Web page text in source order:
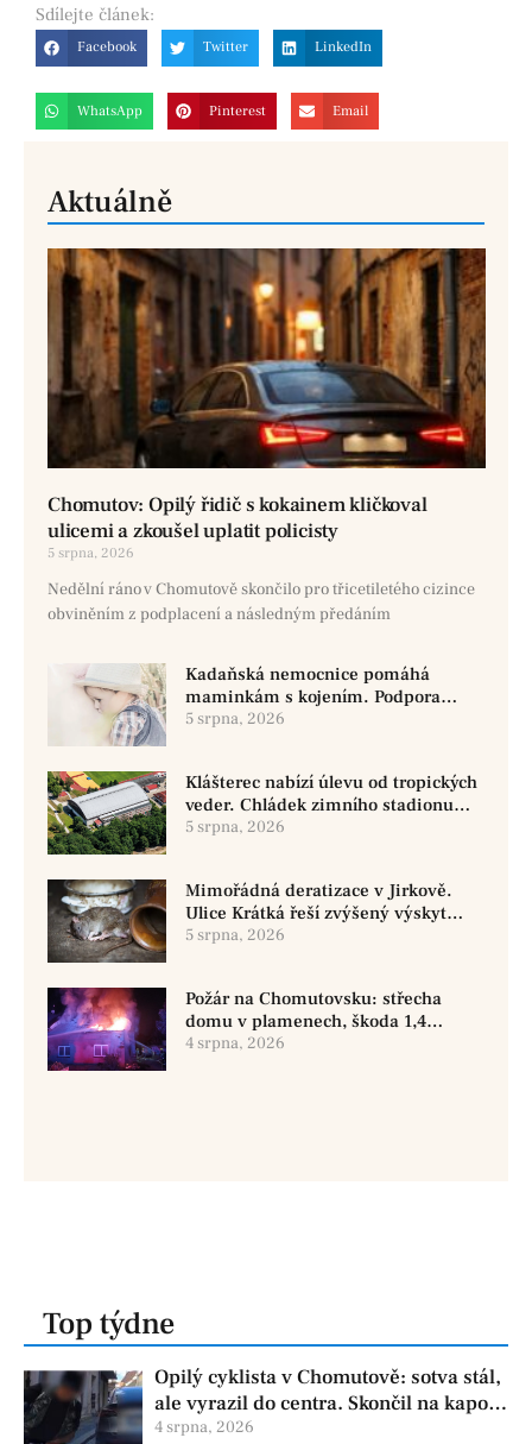
Sdílejte článek:
Facebook Twitter LinkedIn
WhatsApp Pinterest Email
Aktuálně
Chomutov: Opilý řidič s kokainem kličkoval
ulicemi a zkoušel uplatit policisty
5 srpna, 2026
Nedělní ráno v Chomutově skončilo pro třicetiletého cizince
obviněním z podplacení a následným předáním
Kadaňská nemocnice pomáhá
maminkám s kojením. Podpora
začíná už před porodem
5 srpna, 2026
Klášterec nabízí úlevu od tropických
veder. Chládek zimního stadionu
pomůže seniorům i nemocným
5 srpna, 2026
Mimořádná deratizace v Jirkově.
Ulice Krátká řeší zvýšený výskyt
hlodavců
5 srpna, 2026
Požár na Chomutovsku: střecha
domu v plamenech, škoda 1,4
milionu
4 srpna, 2026
Top týdne
Opilý cyklista v Chomutově: sotva stál,
ale vyrazil do centra. Skončil na kapotě
auta
4 srpna, 2026